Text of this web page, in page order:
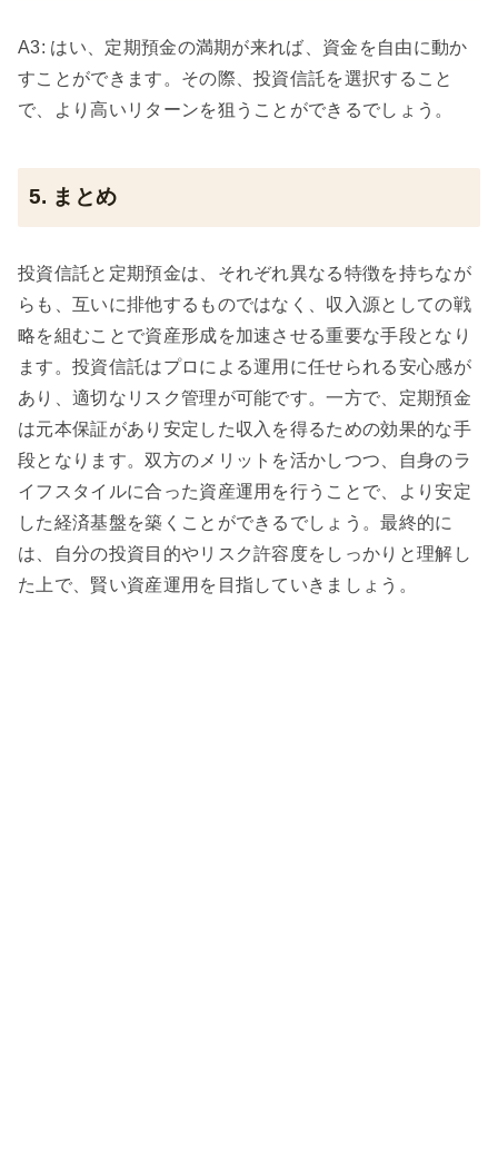
A3: はい、定期預金の満期が来れば、資金を自由に動か
すことができます。その際、投資信託を選択すること
で、より高いリターンを狙うことができるでしょう。
5. まとめ
投資信託と定期預金は、それぞれ異なる特徴を持ちなが
らも、互いに排他するものではなく、収入源としての戦
略を組むことで資産形成を加速させる重要な手段となり
ます。投資信託はプロによる運用に任せられる安心感が
あり、適切なリスク管理が可能です。一方で、定期預金
は元本保証があり安定した収入を得るための効果的な手
段となります。双方のメリットを活かしつつ、自身のラ
イフスタイルに合った資産運用を行うことで、より安定
した経済基盤を築くことができるでしょう。最終的に
は、自分の投資目的やリスク許容度をしっかりと理解し
た上で、賢い資産運用を目指していきましょう。